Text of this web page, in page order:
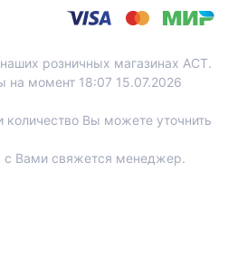
розничных магазинах АСТ.
на момент 18:07 15.07.2026
количество Вы можете уточнить
с Вами свяжется менеджер.